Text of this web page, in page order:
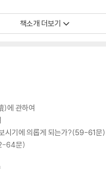
문답인가?
우리에게 왜 하이델베르크 요리문
문이다. 크리스천은 그리스도에 대
나님과 교회를 등지고 떠나고 있다
기 때문이다. 기둥이 썩은 집이 얼마
믿음의 뼈대를 다시 세우는 일이
고 지킨 바른 믿음의 원리를 이 시
책소개 더보기
)에 관하여
시기에 의롭게 되는가?(59-61문)
64문)